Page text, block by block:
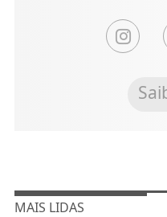
MAIS LIDAS